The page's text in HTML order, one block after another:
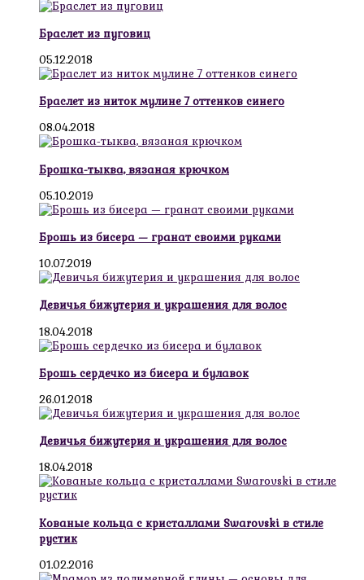
Браслет из пуговиц
05.12.2018
Браслет из ниток мулине 7 оттенков синего
08.04.2018
Брошка-тыква, вязаная крючком
05.10.2019
Брошь из бисера — гранат своими руками
10.07.2019
Девичья бижутерия и украшения для волос
18.04.2018
Брошь сердечко из бисера и булавок
26.01.2018
Девичья бижутерия и украшения для волос
18.04.2018
Кованые кольца с кристаллами Swarovski в стиле
рустик
01.02.2016